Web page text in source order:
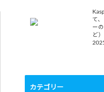
て
ー
ど）
カテゴリー